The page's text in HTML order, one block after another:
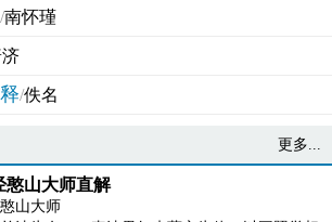
/南怀瑾
/佚名
更多...
憨山大师直解
憨山大师